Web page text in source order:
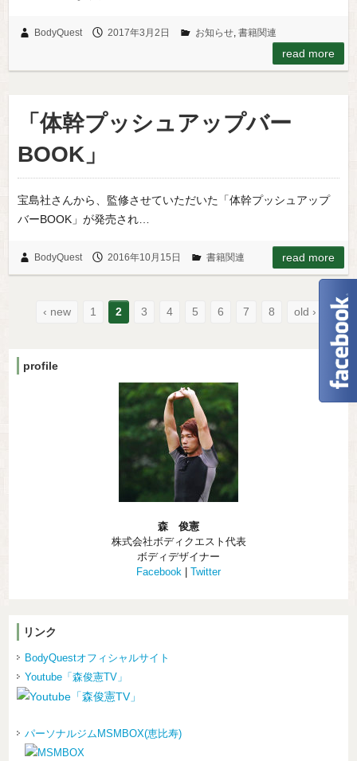
BodyQuest 2017年3月2日 お知らせ, 書籍関連
read more
「体幹プッシュアップバー
BOOK」
宝島社さんから、監修させていただいた「体幹プッシュアップ
バーBOOK」が発売され…
BodyQuest 2016年10月15日 書籍関連 read more
‹ new 1 2 3 4 5 6 7 8 old ›
profile
森 俊憲
株式会社ボディクエスト代表
ボディデザイナー
Facebook
Twitter
リンク
BodyQuestオフィシャルサイト
Youtube「森俊憲TV」
パーソナルジムMSMBOX(恵比寿)